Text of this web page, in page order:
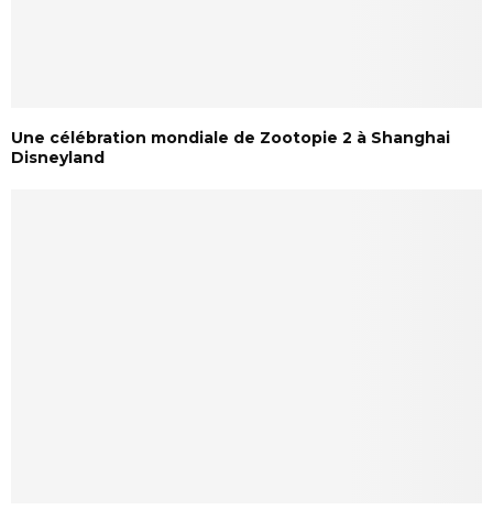
Une célébration mondiale de Zootopie 2 à Shanghai
Disneyland